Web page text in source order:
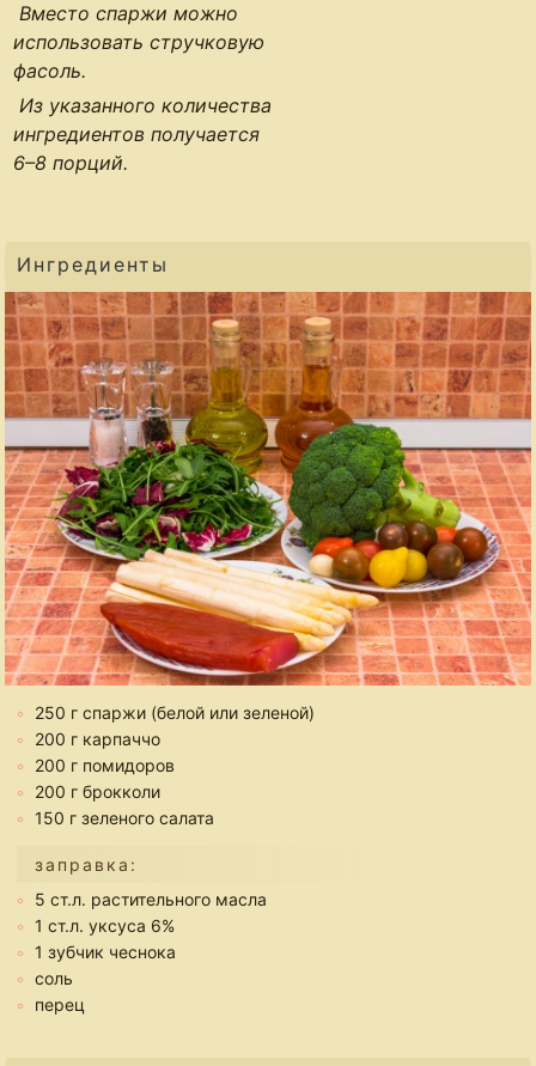
Вместо спаржи можно
использовать стручковую
фасоль.
Из указанного количества
ингредиентов получается
6–8 порций.
Ингредиенты
250 г спаржи (белой или зеленой)
200 г карпаччо
200 г помидоров
200 г брокколи
150 г зеленого салата
заправка:
5 ст.л. растительного масла
1 ст.л. уксуса 6%
1 зубчик чеснока
соль
перец